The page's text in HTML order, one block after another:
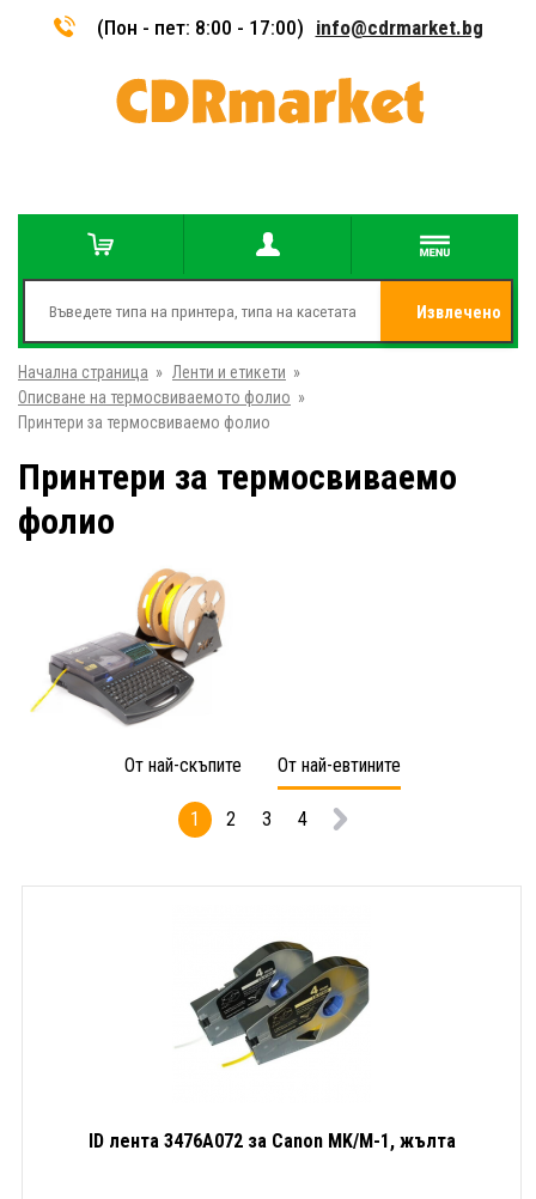
(Пон - пет: 8:00 - 17:00) info@cdrmarket.bg
Извлечено
Начална страница » Ленти и етикети »
Описване на термосвиваемото фолио »
Принтери за термосвиваемо фолио
Принтери за термосвиваемо
фолио
От най-скъпите От най-евтините
1 2 3 4
ID лента 3476A072 за Canon MK/M-1, жълта